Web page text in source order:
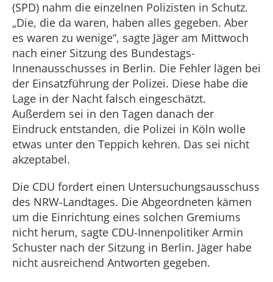
(SPD) nahm die einzelnen Polizisten in Schutz.
„Die, die da waren, haben alles gegeben. Aber
es waren zu wenige“, sagte Jäger am Mittwoch
nach einer Sitzung des Bundestags-
Innenausschusses in Berlin. Die Fehler lägen bei
der Einsatzführung der Polizei. Diese habe die
Lage in der Nacht falsch eingeschätzt.
Außerdem sei in den Tagen danach der
Eindruck entstanden, die Polizei in Köln wolle
etwas unter den Teppich kehren. Das sei nicht
akzeptabel.
Die CDU fordert einen Untersuchungsausschuss
des NRW-Landtages. Die Abgeordneten kämen
um die Einrichtung eines solchen Gremiums
nicht herum, sagte CDU-Innenpolitiker Armin
Schuster nach der Sitzung in Berlin. Jäger habe
nicht ausreichend Antworten gegeben.